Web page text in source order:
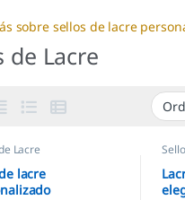
sobre sellos de lacre
de Lacre
Lacre
lacre